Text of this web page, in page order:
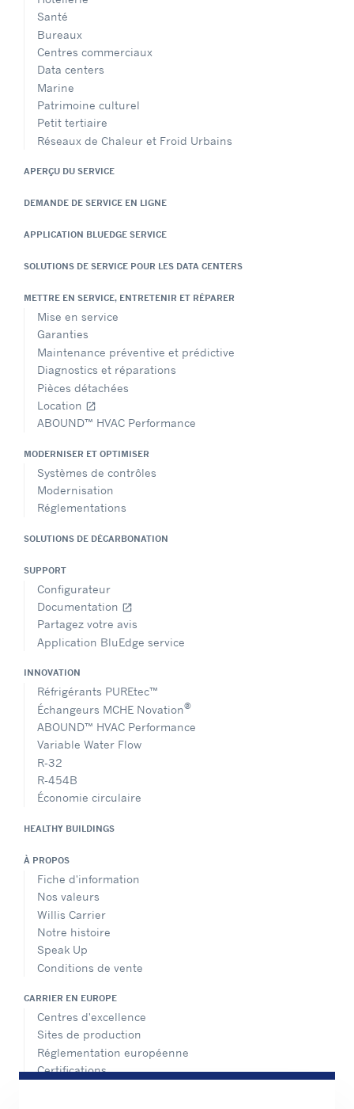
Santé
Bureaux
Centres commerciaux
Data centers
Marine
Patrimoine culturel
Petit tertiaire
Réseaux de Chaleur et Froid Urbains
APERÇU DU SERVICE
DEMANDE DE SERVICE EN LIGNE
APPLICATION BLUEDGE SERVICE
SOLUTIONS DE SERVICE POUR LES DATA CENTERS
METTRE EN SERVICE, ENTRETENIR ET RÉPARER
Mise en service
Garanties
Maintenance préventive et prédictive
Diagnostics et réparations
Pièces détachées
Location open_in_new
ABOUND™ HVAC Performance
MODERNISER ET OPTIMISER
Systèmes de contrôles
Modernisation
Réglementations
SOLUTIONS DE DÉCARBONATION
SUPPORT
Configurateur
Documentation open_in_new
Partagez votre avis
Application BluEdge service
INNOVATION
Réfrigérants PUREtec™
Échangeurs MCHE Novation®
ABOUND™ HVAC Performance
Variable Water Flow
R-32
R-454B
Économie circulaire
HEALTHY BUILDINGS
À PROPOS
Fiche d'information
Nos valeurs
Willis Carrier
Notre histoire
Speak Up
Conditions de vente
CARRIER EN EUROPE
Centres d'excellence
Sites de production
Réglementation européenne
Certifications